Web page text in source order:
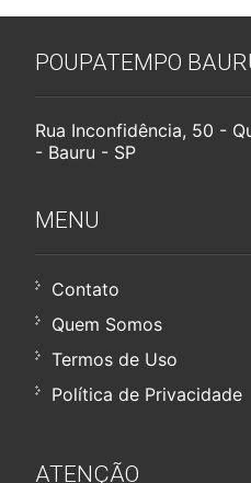
POUPATEMPO
Rua Inconfidência, 50 -
- Bauru - SP
MENU
Contato
Quem Somos
Termos de Uso
Política de Privacidade
ATENÇÃO